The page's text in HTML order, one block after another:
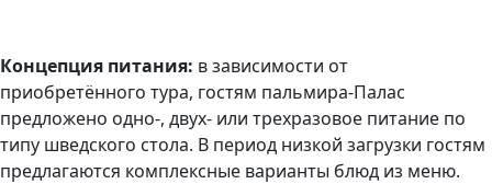
Концепция питания: в зависимости от
приобретённого тура, гостям пальмира-Палас
предложено одно-, двух- или трехразовое питание по
типу шведского стола. В период низкой загрузки гостям
предлагаются комплексные варианты блюд из меню.